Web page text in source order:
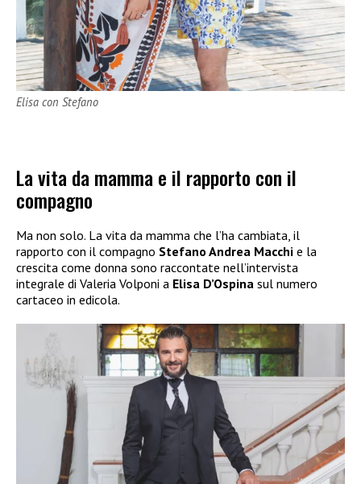
Elisa con Stefano
La vita da mamma e il rapporto con il
compagno
Ma non solo. La vita da mamma che l’ha cambiata, il
rapporto con il compagno Stefano Andrea Macchi e la
crescita come donna sono raccontate nell’intervista
integrale di Valeria Volponi a Elisa D’Ospina sul numero
cartaceo in edicola.